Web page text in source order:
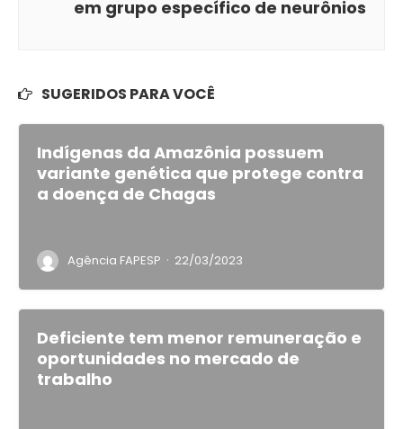
em grupo específico de neurônios
SUGERIDOS PARA VOCÊ
Indígenas da Amazônia possuem
variante genética que protege contra
a doença de Chagas
Agência FAPESP · 22/03/2023
Deficiente tem menor remuneração e
oportunidades no mercado de
trabalho